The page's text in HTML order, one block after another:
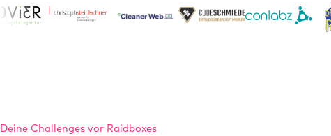
Deine Challenges vor Raidboxes